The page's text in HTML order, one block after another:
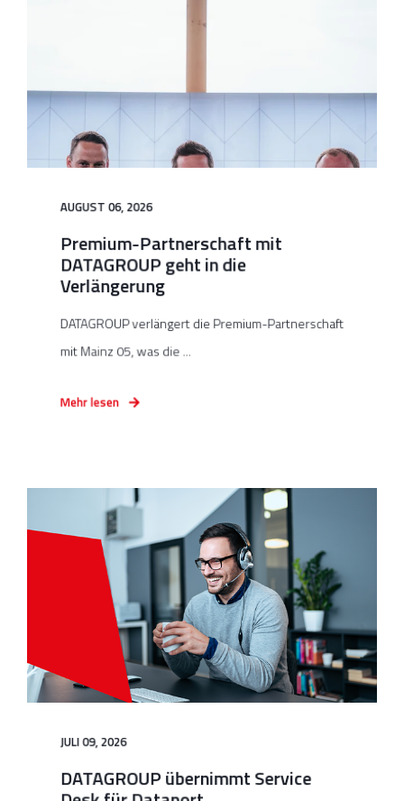
AUGUST 06, 2026
Premium-Partnerschaft mit
DATAGROUP geht in die
Verlängerung
DATAGROUP verlängert die Premium-Partnerschaft
mit Mainz 05, was die ...
Mehr lesen
JULI 09, 2026
DATAGROUP übernimmt Service